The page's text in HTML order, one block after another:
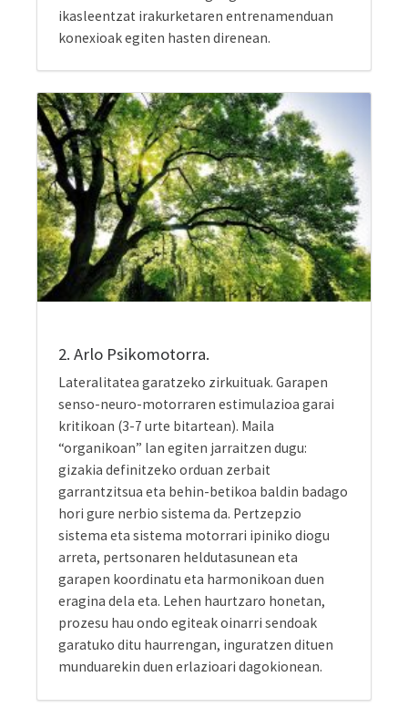
2. Arlo Psikomotorra.
Lateralitatea garatzeko zirkuituak. Garapen
senso-neuro-motorraren estimulazioa garai
kritikoan (3-7 urte bitartean). Maila
gizakia definitzeko orduan zerbait
hori gure nerbio sistema da. Pertzepzio
sistema eta sistema motorrari ipiniko diogu
arreta, pertsonaren heldutasunean eta
garapen koordinatu eta harmonikoan duen
eragina dela eta. Lehen haurtzaro honetan,
prozesu hau ondo egiteak oinarri sendoak
garatuko ditu haurrengan, inguratzen dituen
munduarekin duen erlazioari dagokionean.